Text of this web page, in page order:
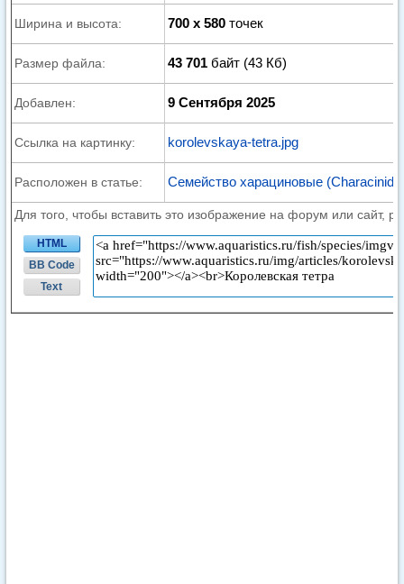
Ширина и высота: 700 x 580 точек
Размер файла: 43 701 байт (43 Кб)
Добавлен: 9 Сентября 2025
Ссылка на картинку: korolevskaya-tetra.jpg
Расположен в статье: Семейство харациновые
Для того, чтобы вставить это изображение на форум или сайт,
HTML
BB Code
Text